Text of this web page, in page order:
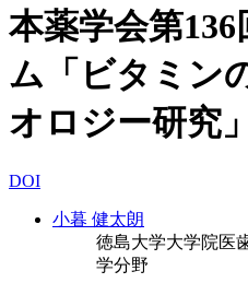
本薬学会第
ム「ビタミン
オロジー研究」
DOI
小暮 健太朗
徳島大学大学院医
学分野